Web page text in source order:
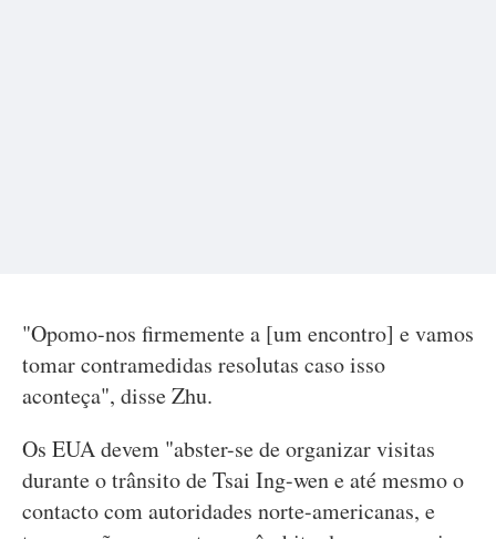
"Opomo-nos firmemente a [um encontro] e vamos
tomar contramedidas resolutas caso isso
aconteça", disse Zhu.
Os EUA devem "abster-se de organizar visitas
durante o trânsito de Tsai Ing-wen e até mesmo o
contacto com autoridades norte-americanas, e